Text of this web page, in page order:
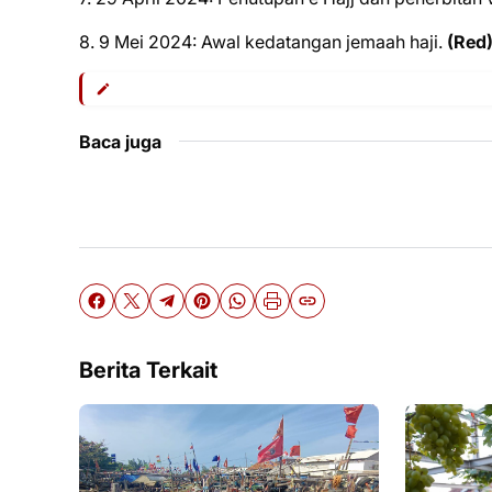
8. 9 Mei 2024: Awal kedatangan jemaah haji. (Red)
Baca juga
Berita Terkait